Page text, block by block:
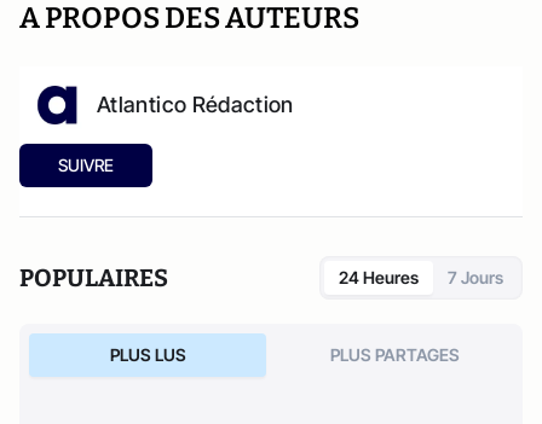
A PROPOS DES AUTEURS
Atlantico Rédaction
SUIVRE
POPULAIRES 24 Heures 7 Jours
PLUS LUS PLUS PARTAGES